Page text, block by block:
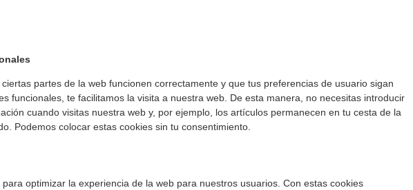
partes de la web funcionen correctamente y que tus preferencias de usuario sigan
funcionales, te facilitamos la visita a nuestra web. De esta manera, no necesitas introducir
cuando visitas nuestra web y, por ejemplo, los artículos permanecen en tu cesta de la
Podemos colocar estas cookies sin tu consentimiento.
optimizar la experiencia de la web para nuestros usuarios. Con estas cookies